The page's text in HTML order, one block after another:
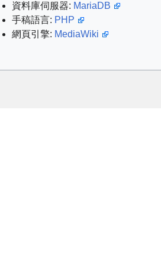
資料庫伺服器: MariaDB
手稿語言: PHP
網頁引擎: MediaWiki